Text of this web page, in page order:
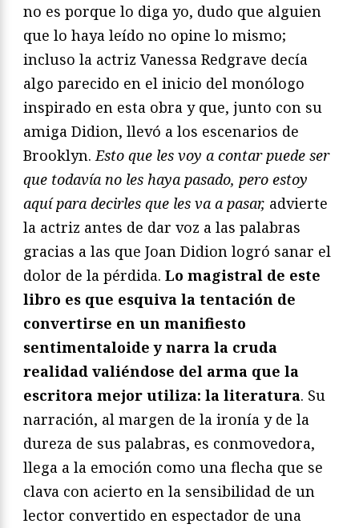
no es porque lo diga yo, dudo que alguien
que lo haya leído no opine lo mismo;
incluso la actriz Vanessa Redgrave decía
algo parecido en el inicio del monólogo
inspirado en esta obra y que, junto con su
amiga Didion, llevó a los escenarios de
Brooklyn. Esto que les voy a contar puede ser
que todavía no les haya pasado, pero estoy
aquí para decirles que les va a pasar, advierte
la actriz antes de dar voz a las palabras
gracias a las que Joan Didion logró sanar el
dolor de la pérdida. Lo magistral de este
libro es que esquiva la tentación de
convertirse en un manifiesto
sentimentaloide y narra la cruda
realidad valiéndose del arma que la
escritora mejor utiliza: la literatura. Su
narración, al margen de la ironía y de la
dureza de sus palabras, es conmovedora,
llega a la emoción como una flecha que se
clava con acierto en la sensibilidad de un
lector convertido en espectador de una